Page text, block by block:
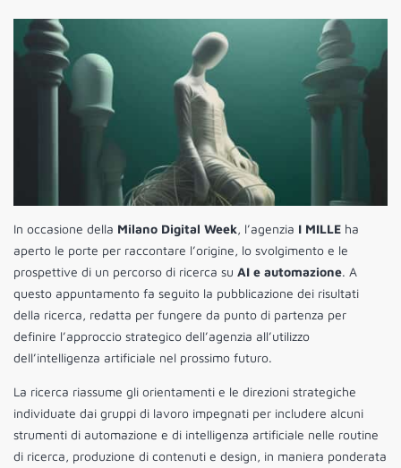
In occasione della Milano Digital Week, l’agenzia I MILLE ha
aperto le porte per raccontare l’origine, lo svolgimento e le
prospettive di un percorso di ricerca su AI e automazione. A
questo appuntamento fa seguito la pubblicazione dei risultati
della ricerca, redatta per fungere da punto di partenza per
definire l’approccio strategico dell’agenzia all’utilizzo
dell’intelligenza artificiale nel prossimo futuro.
La ricerca riassume gli orientamenti e le direzioni strategiche
individuate dai gruppi di lavoro impegnati per includere alcuni
strumenti di automazione e di intelligenza artificiale nelle routine
di ricerca, produzione di contenuti e design, in maniera ponderata